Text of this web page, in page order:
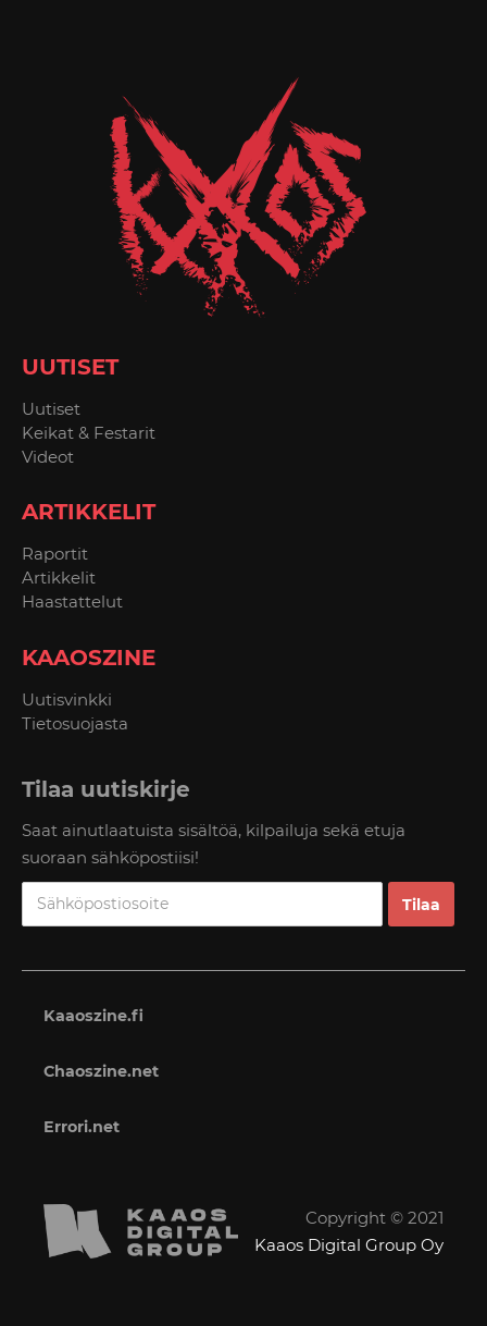
UUTISET
Uutiset
Keikat & Festarit
Videot
ARTIKKELIT
Raportit
Artikkelit
Haastattelut
KAAOSZINE
Uutisvinkki
Tietosuojasta
Tilaa uutiskirje
Saat ainutlaatuista sisältöä, kilpailuja sekä etuja
suoraan sähköpostiisi!
Kaaoszine.fi
Chaoszine.net
Errori.net
Copyright © 2021
Kaaos Digital Group Oy